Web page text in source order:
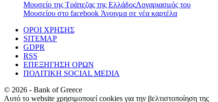
Μουσείο της Τράπεζας της ΕλλάδοςΛογαριασμός του
Μουσείου στο facebook Άνοιγμα σε νέα καρτέλα
ΟΡΟΙ ΧΡΗΣΗΣ
SITEMAP
GDPR
RSS
ΕΠΕΞΗΓΗΣΗ ΟΡΩΝ
ΠΟΛΙΤΙΚΗ SOCIAL MEDIA
© 2026 - Bank of Greece
Αυτό το website χρησιμοποιεί cookies για την βελτιστοποίηση της